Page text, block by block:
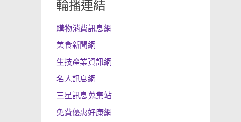
輪播連結
購物消費訊息網
美食新聞網
生技產業資訊網
名人訊息網
三星訊息蒐集站
免費優惠好康網